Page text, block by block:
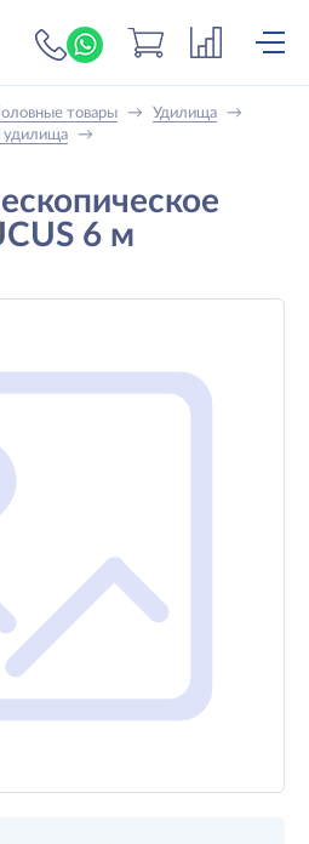
+7 (919) 698-56-
товары → Удилища
→
удилища
→
6 м